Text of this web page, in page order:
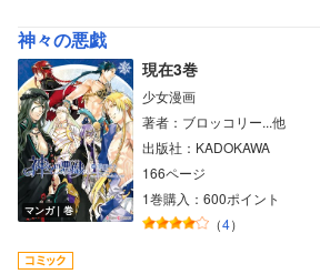
神々の悪戯
マンガ｜巻
現在3巻
少女漫画
著者：ブロッコリー...他
出版社：KADOKAWA
166ページ
1巻購入：600ポイント
（4）